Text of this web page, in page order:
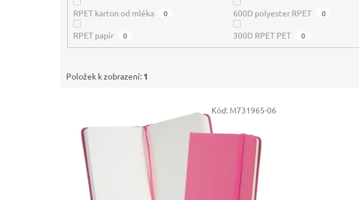
RPET karton od mléka 0 600D polyester RPET 0
RPET papír 0 300D RPET PET 0
Položek k zobrazení: 1
Kód: M731965-06